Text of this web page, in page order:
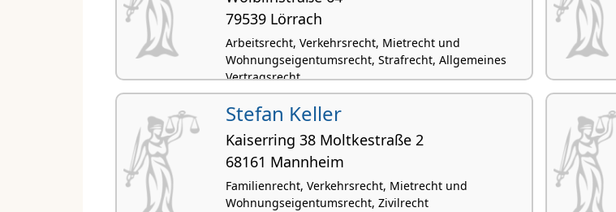
79539 Lörrach
Arbeitsrecht, Verkehrsrecht, Mietrecht und
Wohnungseigentumsrecht, Strafrecht, Allgemeines
Vertragsrecht
Stefan Keller
Kaiserring 38 Moltkestraße 2
68161 Mannheim
Familienrecht, Verkehrsrecht, Mietrecht und
Wohnungseigentumsrecht, Zivilrecht